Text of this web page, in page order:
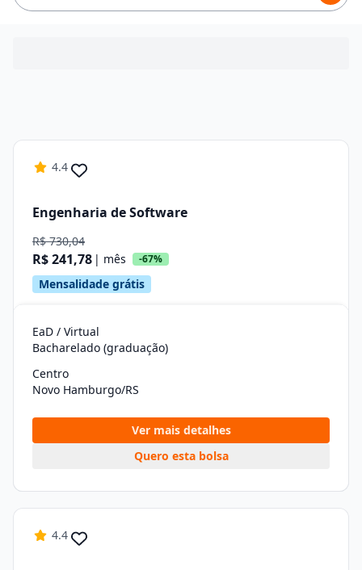
4.4
Engenharia de Software
R$ 730,04
R$ 241,78 | mês -67%
Mensalidade grátis
EaD / Virtual
Bacharelado (graduação)
Centro
Novo Hamburgo/RS
Ver mais detalhes
Quero esta bolsa
4.4